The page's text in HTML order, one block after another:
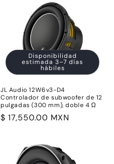
Disponibilidad
estimada 3–7 días
hábiles
JL Audio 12W6v3-D4
Controlador de subwoofer de 12
pulgadas (300 mm), doble 4 Ω
Precio
$ 17,550.00 MXN